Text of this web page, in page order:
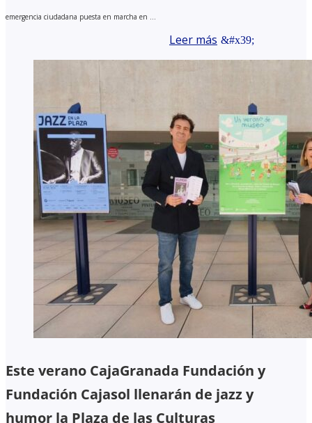
emergencia ciudadana puesta en marcha en ...
Leer más
Este verano CajaGranada Fundación y
Fundación Cajasol llenarán de jazz y
humor la Plaza de las Culturas